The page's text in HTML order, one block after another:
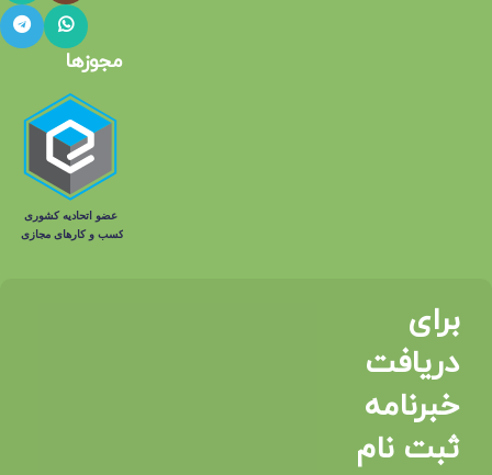
مجوزها
برای
دریافت
خبرنامه
ثبت نام